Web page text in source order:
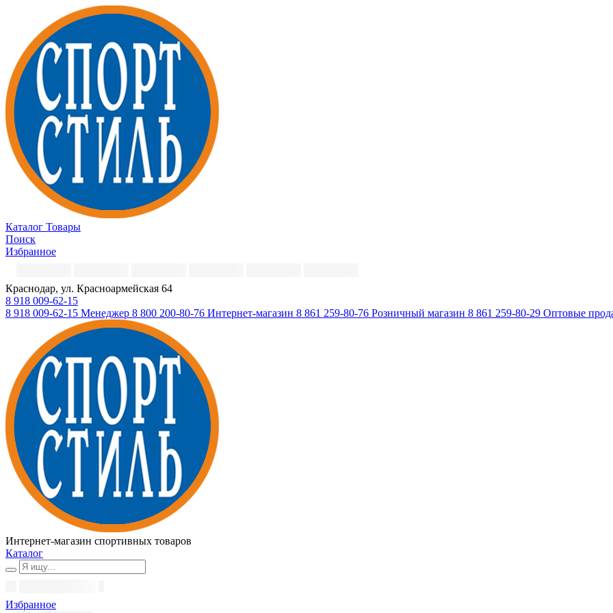
Каталог Товары
Поиск
Избранное
Краснодар, ул. Красноармейская 64
8 918 009-62-15
8 918 009-62-15 Менеджер 8 800 200-80-76 Интернет-магазин 8 861 259-80-76 Розничный магазин 8 861 259-80-29 Оптовые
Интернет-магазин спортивных товаров
Каталог
Избранное